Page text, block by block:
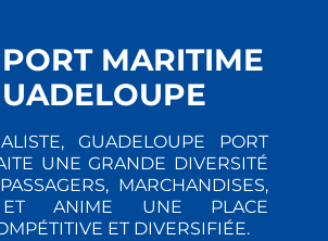
MARITIME
GUADELOUPE PORT
UNE GRANDE DIVERSITÉ
MARCHANDISES,
ET ANIME UNE PLACE
ET DIVERSIFIÉE.